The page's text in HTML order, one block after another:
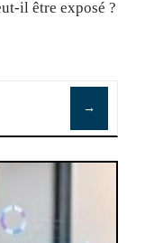
il être exposé ?